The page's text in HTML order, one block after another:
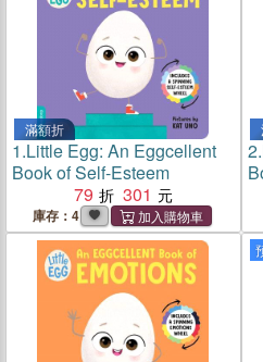
滿額折
1.Little Egg: An Eggcellent
Book of Self-Esteem
79
301
庫存：4
2.